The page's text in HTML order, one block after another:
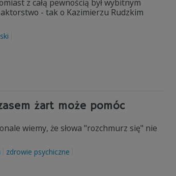
z całą pewnością był wybitnym
- tak o Kazimierzu Rudzkim
żart może pomóc
wiemy, że słowa "rozchmurz się" nie
zdrowie psychiczne